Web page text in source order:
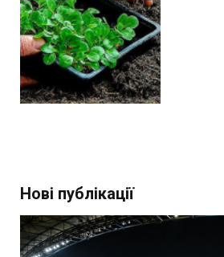
Нові публікації